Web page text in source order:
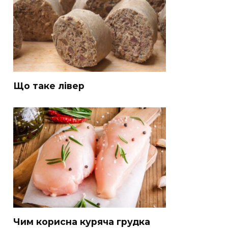
Що таке лівер
Чим корисна куряча грудка